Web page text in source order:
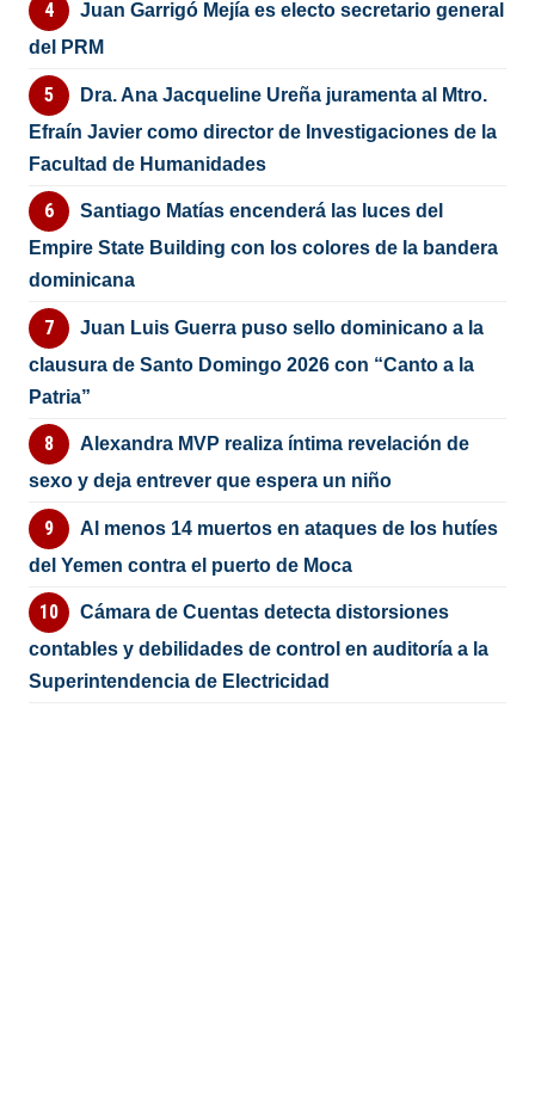
Juan Garrigó Mejía es electo secretario general
del PRM
Dra. Ana Jacqueline Ureña juramenta al Mtro.
Efraín Javier como director de Investigaciones de la
Facultad de Humanidades
Santiago Matías encenderá las luces del
Empire State Building con los colores de la bandera
dominicana
Juan Luis Guerra puso sello dominicano a la
clausura de Santo Domingo 2026 con “Canto a la
Patria”
Alexandra MVP realiza íntima revelación de
sexo y deja entrever que espera un niño
Al menos 14 muertos en ataques de los hutíes
del Yemen contra el puerto de Moca
Cámara de Cuentas detecta distorsiones
contables y debilidades de control en auditoría a la
Superintendencia de Electricidad